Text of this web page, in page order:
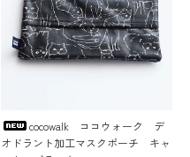
cocowalk ココウォーク デ
オドラント加工マスクポーチ キャ